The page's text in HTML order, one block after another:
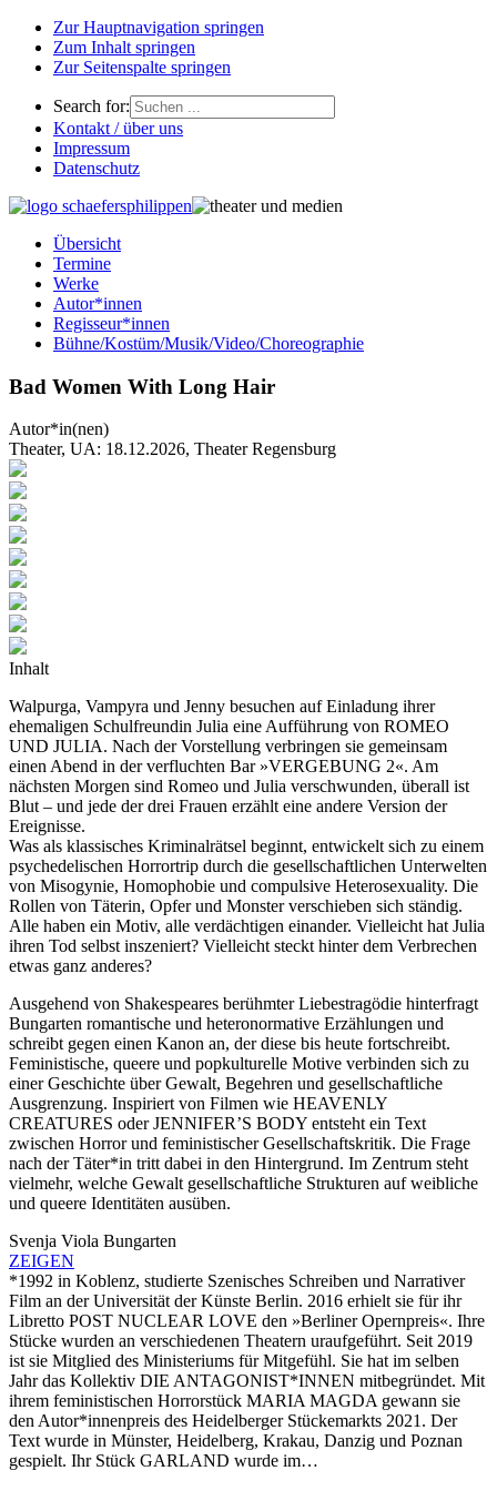
Zur Hauptnavigation springen
Zum Inhalt springen
Zur Seitenspalte springen
Search for:
Kontakt / über uns
Impressum
Datenschutz
Übersicht
Termine
Werke
Autor*innen
Regisseur*innen
Bühne/Kostüm/Musik/Video/Choreographie
Bad Women With Long Hair
Autor*in(nen)
Theater, UA: 18.12.2026, Theater Regensburg
Inhalt
Walpurga, Vampyra und Jenny besuchen auf Einladung ihrer
ehemaligen Schulfreundin Julia eine Aufführung von ROMEO
UND JULIA. Nach der Vorstellung verbringen sie gemeinsam
einen Abend in der verfluchten Bar »VERGEBUNG 2«. Am
nächsten Morgen sind Romeo und Julia verschwunden, überall ist
Blut – und jede der drei Frauen erzählt eine andere Version der
Ereignisse.
Was als klassisches Kriminalrätsel beginnt, entwickelt sich zu einem
psychedelischen Horrortrip durch die gesellschaftlichen Unterwelten
von Misogynie, Homophobie und compulsive Heterosexuality. Die
Rollen von Täterin, Opfer und Monster verschieben sich ständig.
Alle haben ein Motiv, alle verdächtigen einander. Vielleicht hat Julia
ihren Tod selbst inszeniert? Vielleicht steckt hinter dem Verbrechen
etwas ganz anderes?
Ausgehend von Shakespeares berühmter Liebestragödie hinterfragt
Bungarten romantische und heteronormative Erzählungen und
schreibt gegen einen Kanon an, der diese bis heute fortschreibt.
Feministische, queere und popkulturelle Motive verbinden sich zu
einer Geschichte über Gewalt, Begehren und gesellschaftliche
Ausgrenzung. Inspiriert von Filmen wie HEAVENLY
CREATURES oderJENNIFER’S BODY entsteht ein Text
zwischen Horror und feministischer Gesellschaftskritik. Die Frage
nach der Täter*in tritt dabei in den Hintergrund. Im Zentrum steht
vielmehr, welche Gewalt gesellschaftliche Strukturen auf weibliche
und queere Identitäten ausüben.
Svenja Viola Bungarten
ZEIGEN
*1992 in Koblenz, studierte Szenisches Schreiben und Narrativer
Film an der Universität der Künste Berlin. 2016 erhielt sie für ihr
Libretto POST NUCLEAR LOVE den »Berliner Opernpreis«. Ihre
Stücke wurden an verschiedenen Theatern uraufgeführt. Seit 2019
ist sie Mitglied des Ministeriums für Mitgefühl. Sie hat im selben
Jahr das Kollektiv DIE ANTAGONIST*INNEN mitbegründet. Mit
ihrem feministischen Horrorstück MARIA MAGDA gewann sie
den Autor*innenpreis des Heidelberger Stückemarkts 2021. Der
Text wurde in Münster, Heidelberg, Krakau, Danzig und Poznan
gespielt. Ihr Stück GARLAND wurde im…